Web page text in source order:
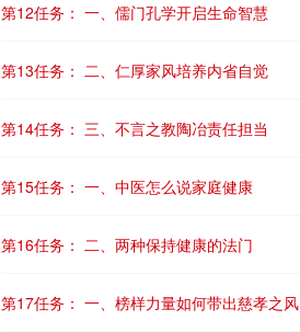
第12任务： 一、儒门孔学开启生命智慧
第13任务： 二、仁厚家风培养内省自觉
第14任务： 三、不言之教陶冶责任担当
第15任务： 一、中医怎么说家庭健康
第16任务： 二、两种保持健康的法门
第17任务： 一、榜样力量如何带出慈孝之风